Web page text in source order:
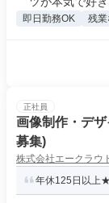
即日勤務OK 残業
正社員
画像制作・デ
募集)
株式会社エークラウ
年休125日以上